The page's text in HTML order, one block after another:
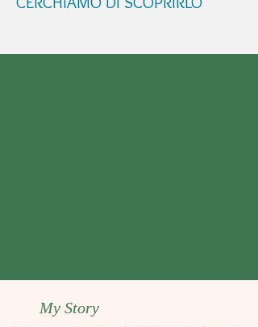
My Story